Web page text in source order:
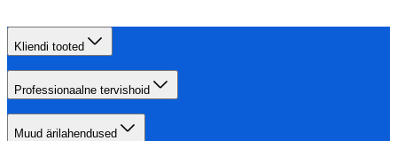
Kliendi tooted
Professionaalne tervishoid
Muud ärilahendused